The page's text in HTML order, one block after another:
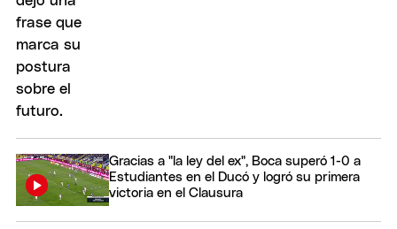
Gracias a "la ley del ex", Boca superó 1-0 a
Estudiantes en el Ducó y logró su primera
victoria en el Clausura